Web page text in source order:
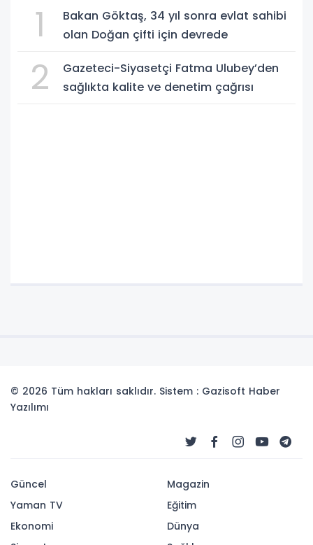
1
Bakan Göktaş, 34 yıl sonra evlat sahibi
olan Doğan çifti için devrede
2
Gazeteci-Siyasetçi Fatma Ulubey’den
sağlıkta kalite ve denetim çağrısı
© 2026 Tüm hakları saklıdır. Sistem : Gazisoft Haber
Yazılımı
Güncel
Yaman TV
Ekonomi
Magazin
Eğitim
Dünya